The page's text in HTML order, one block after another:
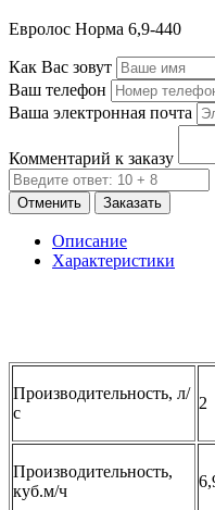
Евролос Норма 6,9-440
Как Вас зовут
Ваш телефон
Ваша электронная почта
Комментарий к заказу
Отменить Заказать
Описание
Характеристики
Производительность, л/
с
2
Производительность,
куб.м/ч